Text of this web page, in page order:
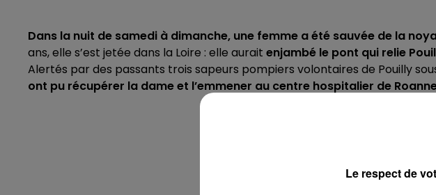
Dans la nuit de samedi à dimanche, une femme a été sauvée de la
ans, elle s’est jetée dans la Loire : elle aurait enjambé le pont qui relie
Alertés par des passants trois sapeurs pompiers volontaires de Pouilly
ont pu récupérer la dame et l’emmener au centre hospitalier de
Le respect de